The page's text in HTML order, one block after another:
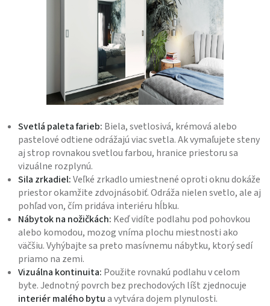
Svetlá paleta farieb: Biela, svetlosivá, krémová alebo
pastelové odtiene odrážajú viac svetla. Ak vymaľujete steny
aj strop rovnakou svetlou farbou, hranice priestoru sa
vizuálne rozplynú.
Sila zrkadiel:Veľké zrkadlo umiestnené oproti oknu dokáže
priestor okamžite zdvojnásobiť. Odráža nielen svetlo, ale aj
pohľad von, čím pridáva interiéru hĺbku.
Nábytok na nožičkách: Keď vidíte podlahu pod pohovkou
alebo komodou, mozog vníma plochu miestnosti ako
väčšiu. Vyhýbajte sa preto masívnemu nábytku, ktorý sedí
priamo na zemi.
Vizuálna kontinuita: Použite rovnakú podlahu v celom
byte. Jednotný povrch bez prechodových líšt zjednocuje
interiér malého bytua vytvára dojem plynulosti.